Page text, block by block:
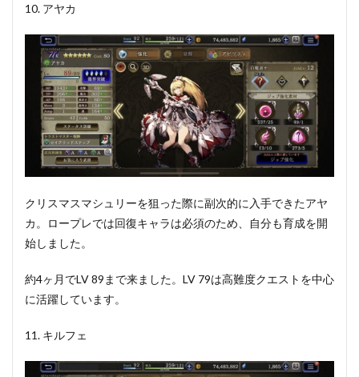
10. アヤカ
クリスマスマシュリーを狙った際に副次的に入手できたアヤ
カ。ロープレでは回復キャラは必須のため、自分も育成を開
始しました。
約4ヶ月でLV 89まで来ました。LV 79は高難度クエストを中心
に活躍しています。
11. キルフェ